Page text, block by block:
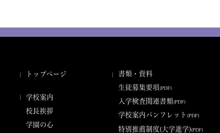
トップページ
学校案内
校長挨拶
学園の心
書類・資料
生徒募集要項 (PDF)
入学検査関連書類(PDF)
学校案内パンフレット (PDF)
特別推薦制度(大学進学)(PDF)